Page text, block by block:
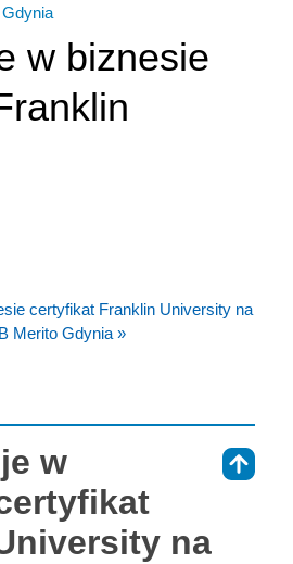
w biznesie
certyfikat Franklin University na
Merito Gdynia »
w
na